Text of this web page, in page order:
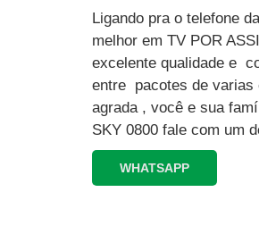
Ligando pra o telefone
melhor em TV POR
excelente qualidade e
entre pacotes de varias
agrada , você e sua
SKY 0800 fale com um
WHATSAPP